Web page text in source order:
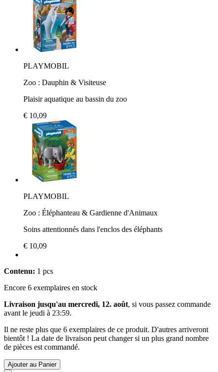
PLAYMOBIL
Zoo : Dauphin & Visiteuse
Plaisir aquatique au bassin du zoo
€ 10,09
PLAYMOBIL
Zoo : Éléphanteau & Gardienne d'Animaux
Soins attentionnés dans l'enclos des éléphants
€ 10,09
Contenu: 1 pcs
Encore 6 exemplaires en stock
Livraison jusqu'au mercredi, 12. août, si vous passez commande
avant le jeudi à 23:59.
Il ne reste plus que 6 exemplaires de ce produit. D'autres arriveront
bientôt ! La date de livraison peut changer si un plus grand nombre
de pièces est commandé.
Ajouter au Panier